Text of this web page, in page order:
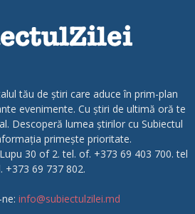
tău de știri care aduce în prim-plan
evenimente. Cu știri de ultimă oră te
Descoperă lumea știrilor cu Subiectul
primește prioritate.
30 of 2. tel. of. +373 69 403 700. tel
+373 69 737 802.
info@subiectulzilei.md